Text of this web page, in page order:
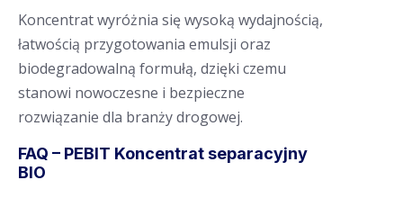
Koncentrat wyróżnia się wysoką wydajnością,
łatwością przygotowania emulsji oraz
biodegradowalną formułą, dzięki czemu
stanowi nowoczesne i bezpieczne
rozwiązanie dla branży drogowej.
FAQ – PEBIT Koncentrat separacyjny
BIO